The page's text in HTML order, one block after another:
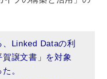
、Linked Dataの利
譲文書」を対象
。